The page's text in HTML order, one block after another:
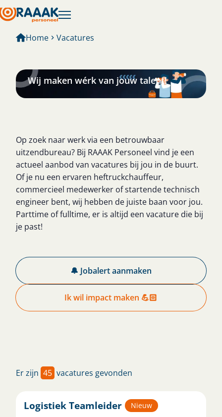
Home Vacatures
Wij maken wérk van jouw talent!
Op zoek naar werk via een betrouwbaar
uitzendbureau? Bij RAAAK Personeel vind je een
actueel aanbod van vacatures bij jou in de buurt.
Of je nu een ervaren heftruckchauffeur,
commercieel medewerker of startende technisch
engineer bent, wij hebben de juiste baan voor jou.
Parttime of fulltime, er is altijd een vacature die bij
je past!
🔔 Jobalert aanmaken
Ik wil impact maken 💪🏻
Er zijn 45 vacatures gevonden
Logistiek Teamleider
Nieuw